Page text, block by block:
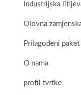
Industrijska
Olovna
Prilagođeni
O nama
profil tvrtke